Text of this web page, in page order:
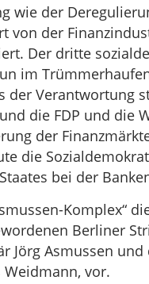
wie der
von der
Der dritte
im
der Verantwortung
die FDP und die
der
die
bei der
Komplex“
Berliner
Jörg Asmussen und
Weidmann, vor.